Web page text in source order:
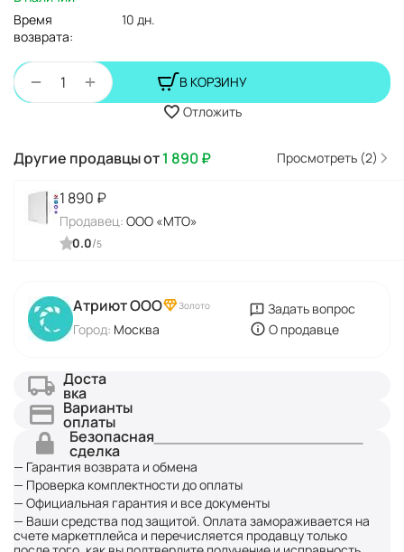
Время
возврата:
10 дн.
+
−
В КОРЗИНУ
Отложить
Другие продавцы от1 890₽ Просмотреть (2)
1 890 ₽
Продавец: ООО «МТО»
0.0/5
Атриют ООО Золото
Город: Москва
Задать вопрос
О продавце
Доста
вка
Варианты
оплаты
Безопасная
сделка
— Гарантия возврата и обмена
— Проверка комплектности до оплаты
— Официальная гарантия и все документы
— Ваши средства под защитой. Оплата замораживается на
счете маркетплейса и перечисляется продавцу только